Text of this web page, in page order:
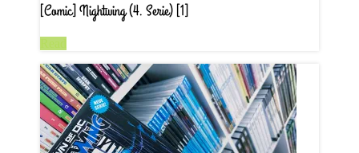
[Comic] Nightwing (4. Serie) [1]